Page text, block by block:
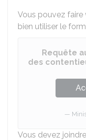
Vous pouvez faire
bien utiliser le
Requête
des
Vous devez